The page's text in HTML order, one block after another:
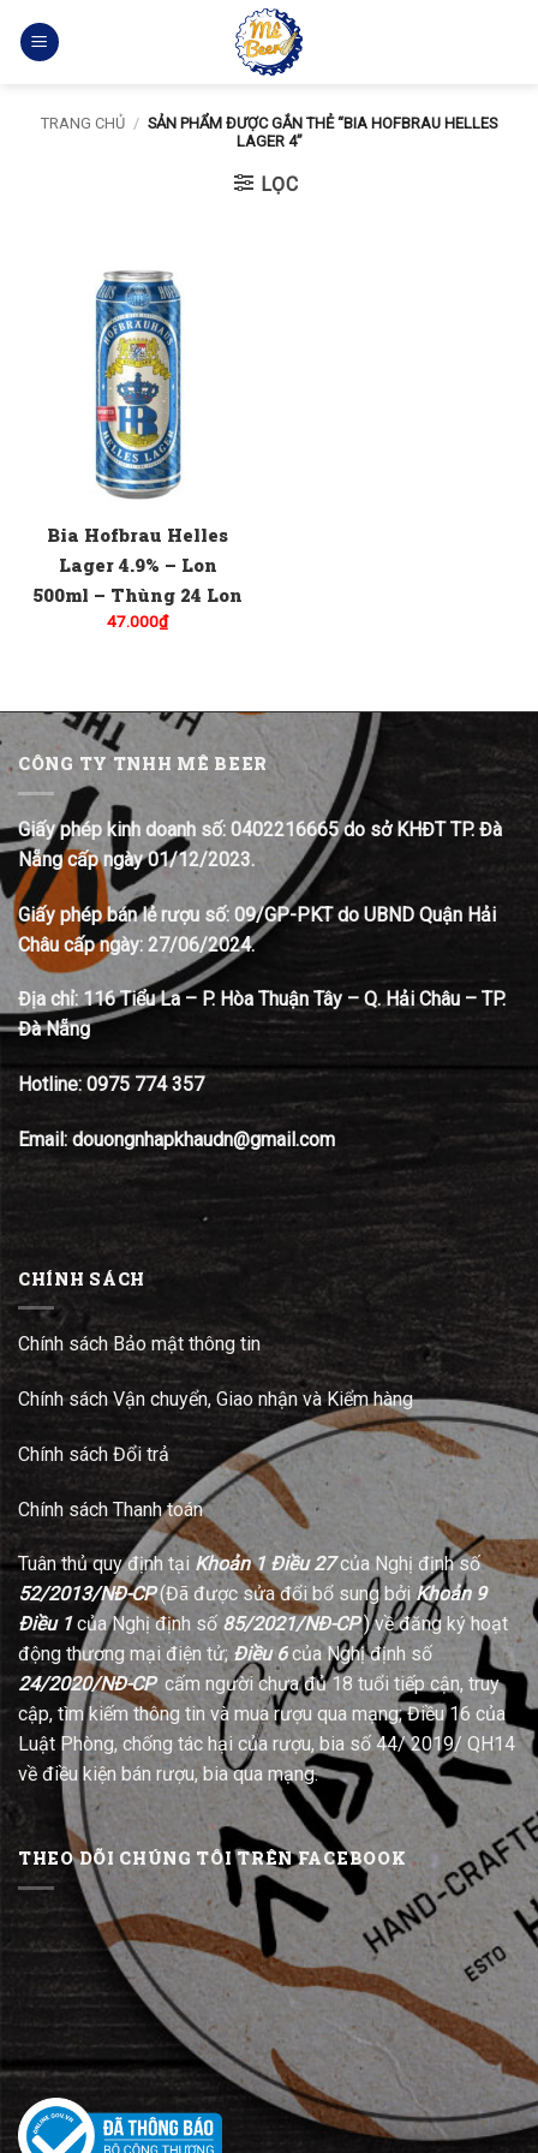
qua
TRANG CHỦ / SẢN PHẨM ĐƯỢC GẮN THẺ “BIA HOFBRAU HELLES
LAGER 4”
LỌC
Bia Hofbrau Helles
Lager 4.9% – Lon
500ml – Thùng 24 Lon
47.000₫
CÔNG TY TNHH MÊ BEER
Giấy phép kinh doanh số: 0402216665 do sở KHĐT TP. Đà
Nẵng cấp ngày 01/12/2023.
Giấy phép bán lẻ rượu số: 09/GP-PKT do UBND Quận Hải
Châu cấp ngày: 27/06/2024.
Địa chỉ: 116 Tiểu La – P. Hòa Thuận Tây – Q. Hải Châu – TP.
Đà Nẵng
Hotline: 0975 774 357
Email: douongnhapkhaudn@gmail.com
CHÍNH SÁCH
Chính sách Bảo mật thông tin
Chính sách Vận chuyển, Giao nhận và Kiểm hàng
Chính sách Đổi trả
Chính sách Thanh toán
Tuân thủ quy định tại Khoản 1 Điều 27của Nghị định số
52/2013/NĐ-CP(Đã được sửa đổi bổ sung bởi Khoản 9
Điều 1của Nghị định số 85/2021/NĐ-CP) về đăng ký hoạt
động thương mại điện tử; Điều 6của Nghị định số
24/2020/NĐ-CPcấm người chưa đủ 18 tuổi tiếp cận, truy
cập, tìm kiếm thông tin và mua rượu qua mạng; Điều 16 của
Luật Phòng, chống tác hại của rượu, bia số 44/ 2019/ QH14
về điều kiện bán rượu, bia qua mạng.
THEO DÕI CHÚNG TÔI TRÊN FACEBOOK